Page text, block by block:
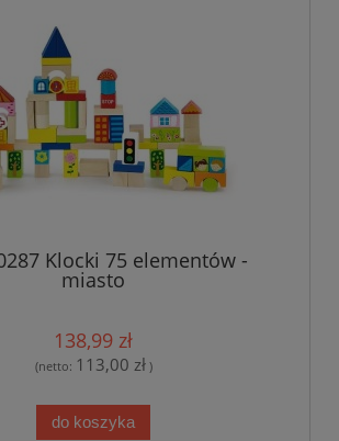
Klocki 75 elementów -
miasto
138,99 zł
(netto: 113,00 zł)
do koszyka